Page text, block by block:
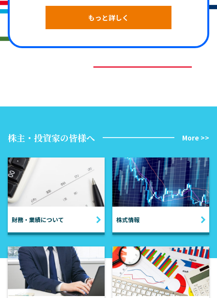
もっと詳しく
株主・投資家の皆様へ More >>
財務・業績について 株式情報